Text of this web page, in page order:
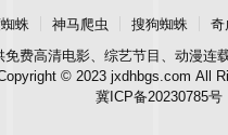
蛛 神马爬虫 搜狗蜘蛛 奇
免费高清电影、综艺节目、动漫连
© 2023 jxdhbgs.com All
冀ICP备20230785号